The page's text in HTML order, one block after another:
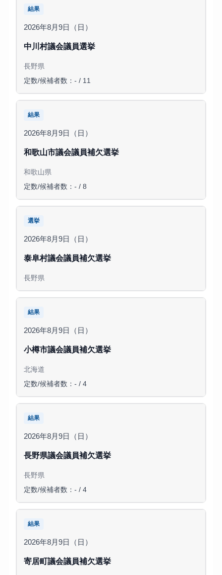
結果
2026年8月9日（日）
中川村議会議員選挙
長野県
定数/候補者数：- / 11
結果
2026年8月9日（日）
和歌山市議会議員補欠選挙
和歌山県
定数/候補者数：- / 8
選挙
2026年8月9日（日）
泰阜村議会議員補欠選挙
長野県
結果
2026年8月9日（日）
小樽市議会議員補欠選挙
北海道
定数/候補者数：- / 4
結果
2026年8月9日（日）
長野県議会議員補欠選挙
長野県
定数/候補者数：- / 4
結果
2026年8月9日（日）
寄居町議会議員補欠選挙